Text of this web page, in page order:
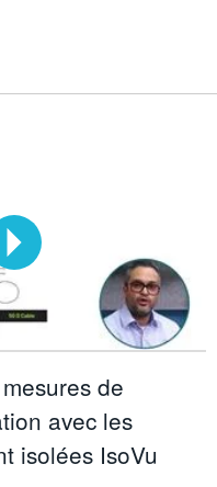
de
avec les
isolées IsoVu